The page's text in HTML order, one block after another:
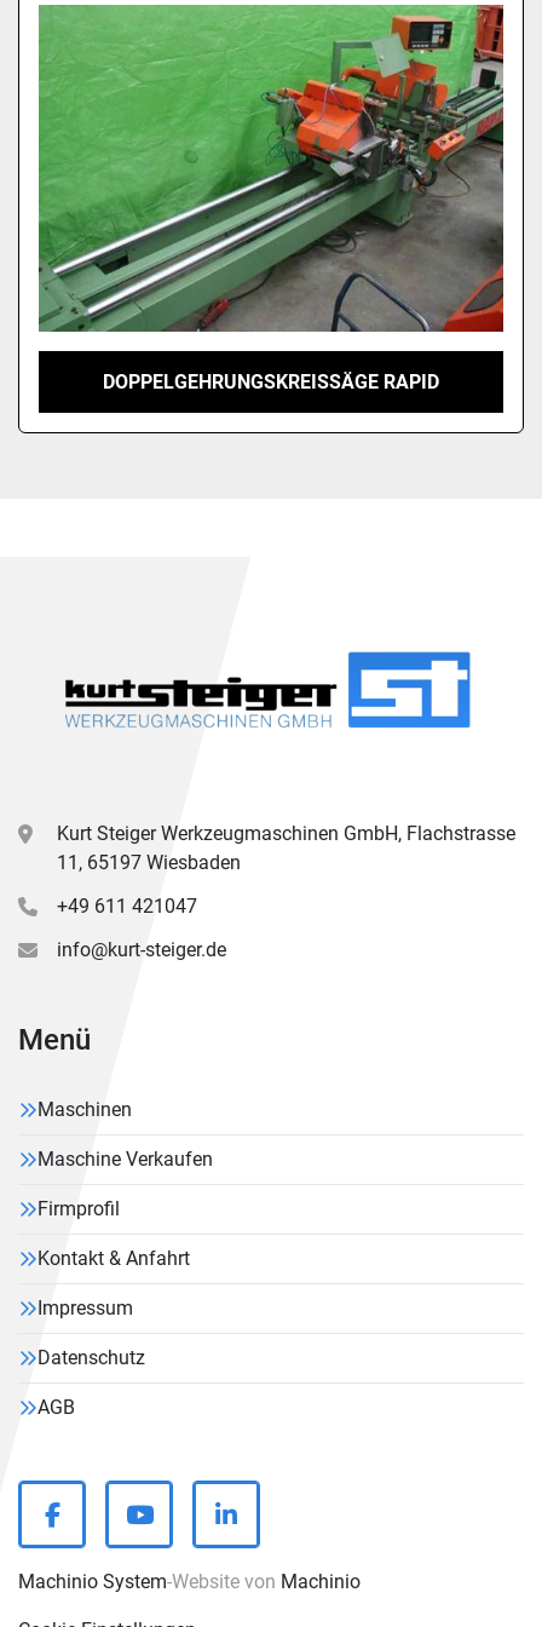
DOPPELGEHRUNGSKREISSÄGE RAPID
Kurt Steiger Werkzeugmaschinen GmbH, Flachstrasse
11, 65197 Wiesbaden
+49 611 421047
info@kurt-steiger.de
Menü
Maschinen
Maschine Verkaufen
Firmprofil
Kontakt & Anfahrt
Impressum
Datenschutz
AGB
facebookyoutubelinkedin
Machinio System-Website von Machinio